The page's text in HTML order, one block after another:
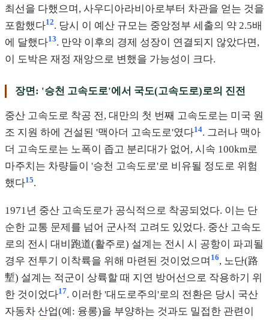
최선을 다했으며, 사우디아라비아로부터 차관을 얻는 것을
포함했다12. 당시 이 예산 규모는 중앙정부 세출의 약 2.5배
에 달했다13. 만약 이후의 경제 성장이 연결되지 않았다면,
이 도박은 재정 재앙으로 변했을 가능성이 크다.
장면: '승천 고속도로'에서 국도(고속도로)로의 진전
중산 고속도로 착공 전, 대만의 첫 번째 고속도로는 미국 원
조 지원 하에 건설된 '맥아더 고속도로'였다14. 그러나 맥아
더 고속도로는 노폭이 좁고 분리대가 없어, 시속 100km로
마주치는 차량들이 '승천 고속도로'로 비유될 정도로 위험
했다15.
1971년 중산 고속도로가 공식적으로 착공되었다. 이는 단
순한 교통 문제를 넘어 군사적 고려도 있었다. 중산 고속도
로의 전시 대비跑道(활주로) 설계는 전시 시 공항이 파괴될
경우 전투기 이착륙을 위해 마련된 것이었으며 16, 노단(路
塹) 설계는 적군이 상륙할 때 지연 방어선으로 작용하기 위
한 것이었다17. 이러한 '대도로주의'로의 전환은 당시 국산
자동차 산업(예: 융롱)을 부양하는 것과도 밀접한 관련이